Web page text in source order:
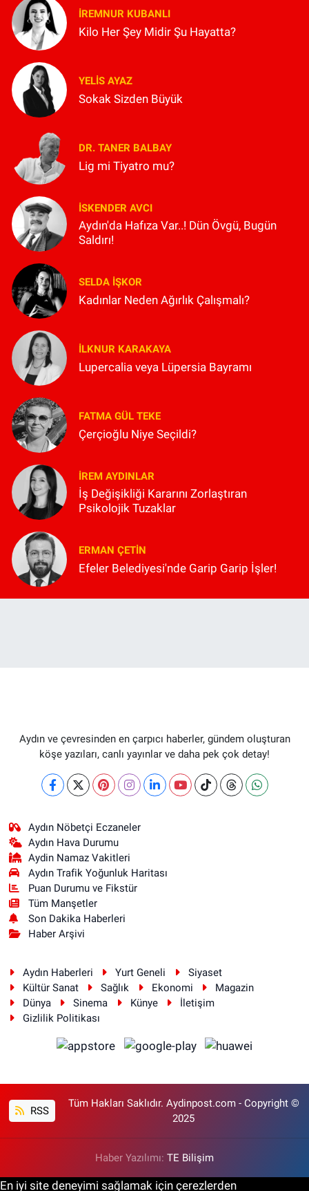
İREMNUR KUBANLI
Kilo Her Şey Midir Şu Hayatta?
YELIS AYAZ
Sokak Sizden Büyük
DR. TANER BALBAY
Lig mi Tiyatro mu?
İSKENDER AVCI
Aydın'da Hafıza Var..! Dün Övgü, Bugün
Saldırı!
SELDA İŞKOR
Kadınlar Neden Ağırlık Çalışmalı?
İLKNUR KARAKAYA
Lupercalia veya Lüpersia Bayramı
FATMA GÜL TEKE
Çerçioğlu Niye Seçildi?
İREM AYDINLAR
İş Değişikliği Kararını Zorlaştıran
Psikolojik Tuzaklar
ERMAN ÇETIN
Efeler Belediyesi'nde Garip Garip İşler!
Aydın ve çevresinden en çarpıcı haberler, gündem oluşturan
köşe yazıları, canlı yayınlar ve daha pek çok detay!
Aydın Nöbetçi Eczaneler
Aydın Hava Durumu
Aydin Namaz Vakitleri
Aydın Trafik Yoğunluk Haritası
Puan Durumu ve Fikstür
Tüm Manşetler
Son Dakika Haberleri
Haber Arşivi
Aydın Haberleri Yurt Geneli
Siyaset
Kültür Sanat
Sağlık Ekonomi
Magazin
Dünya
Sinema Künye
İletişim
Gizlilik Politikası
RSS
Tüm Hakları Saklıdır. Aydinpost.com - Copyright ©
2025
Haber Yazılımı: TE Bilişim
En iyi site deneyimi sağlamak için çerezlerden